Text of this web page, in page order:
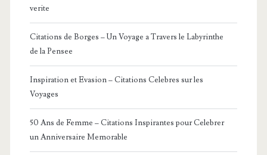
verite
Citations de Borges – Un Voyage a Travers le Labyrinthe
de la Pensee
Inspiration et Evasion – Citations Celebres sur les
Voyages
50 Ans de Femme – Citations Inspirantes pour Celebrer
un Anniversaire Memorable